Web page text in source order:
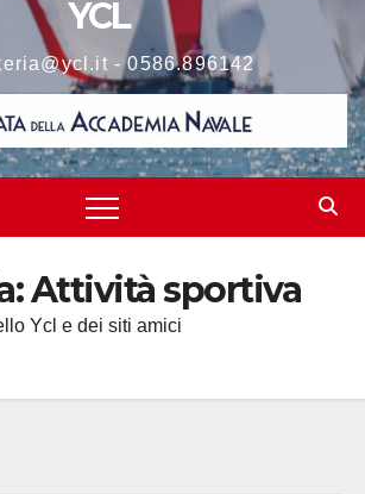
YCL
- 0586.896142
Attività sportiva
Ycl e dei siti amici